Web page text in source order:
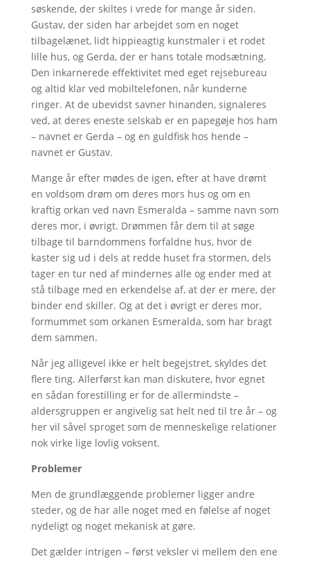
søskende, der skiltes i vrede for mange år siden.
Gustav, der siden har arbejdet som en noget
tilbagelænet, lidt hippieagtig kunstmaler i et rodet
lille hus, og Gerda, der er hans totale modsætning.
Den inkarnerede effektivitet med eget rejsebureau
og altid klar ved mobiltelefonen, når kunderne
ringer. At de ubevidst savner hinanden, signaleres
ved, at deres eneste selskab er en papegøje hos ham
– navnet er Gerda – og en guldfisk hos hende –
navnet er Gustav.
Mange år efter mødes de igen, efter at have drømt
en voldsom drøm om deres mors hus og om en
kraftig orkan ved navn Esmeralda – samme navn som
deres mor, i øvrigt. Drømmen får dem til at søge
tilbage til barndommens forfaldne hus, hvor de
kaster sig ud i dels at redde huset fra stormen, dels
tager en tur ned af mindernes alle og ender med at
stå tilbage med en erkendelse af, at der er mere, der
binder end skiller. Og at det i øvrigt er deres mor,
formummet som orkanen Esmeralda, som har bragt
dem sammen.
Når jeg alligevel ikke er helt begejstret, skyldes det
flere ting. Allerførst kan man diskutere, hvor egnet
en sådan forestilling er for de allermindste –
aldersgruppen er angivelig sat helt ned til tre år – og
her vil såvel sproget som de menneskelige relationer
nok virke lige lovlig voksent.
Problemer
Men de grundlæggende problemer ligger andre
steder, og de har alle noget med en følelse af noget
nydeligt og noget mekanisk at gøre.
Det gælder intrigen – først veksler vi mellem den ene